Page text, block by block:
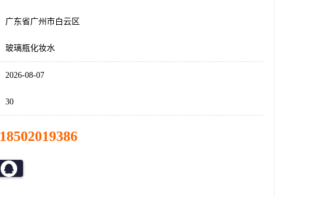
广东省广州市白云区
玻璃瓶化妆水
2026-08-07
30
18502019386